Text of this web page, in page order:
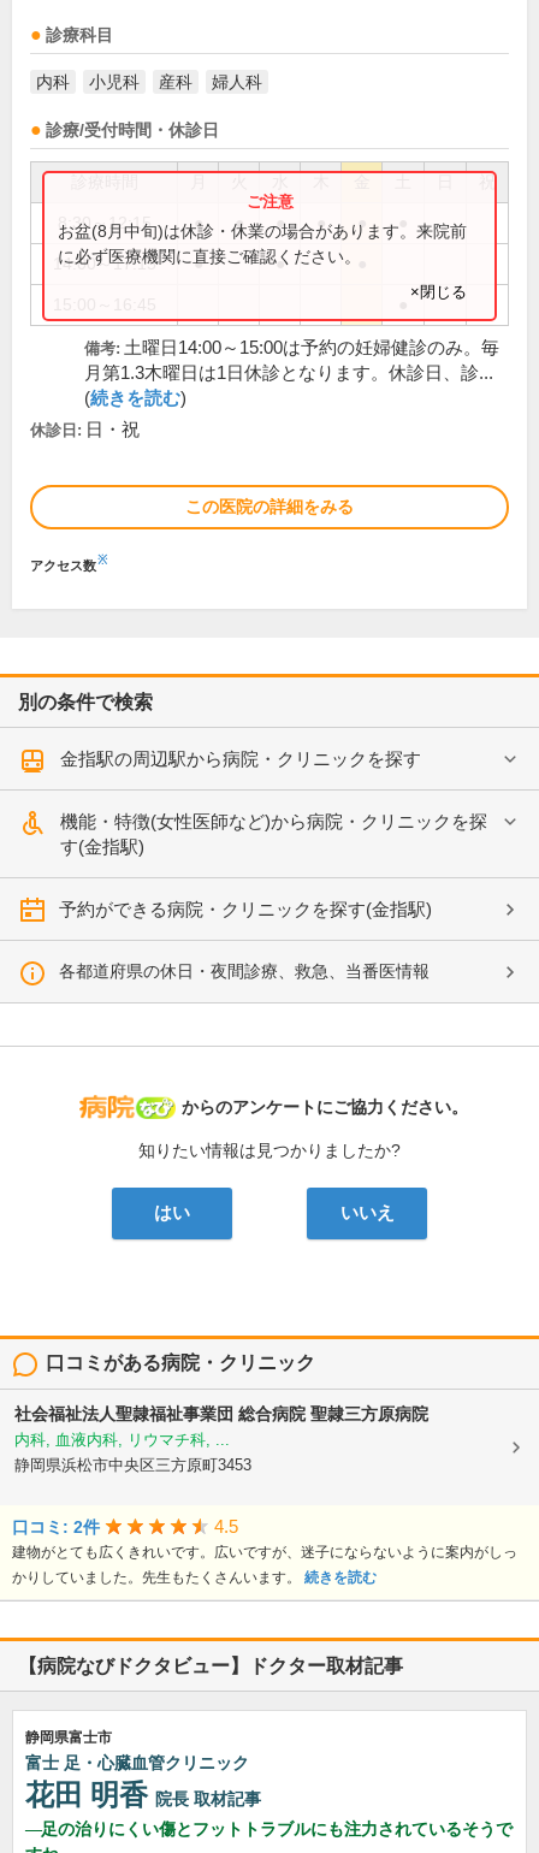
診療科目
内科 小児科 産科 婦人科
診療/受付時間・休診日
祝
8:30～12:15 ● ● ● ● ●
14:00～17:15 ● ●
お盆(8月中旬)は休診・休業の場合があります。来院前
に必ず医療機関に直接ご確認ください。
×閉じる
備考: 土曜日14:00～15:00は予約の妊婦健診のみ。毎
月第1.3木曜日は1日休診となります。休診日、診...
(続きを読む)
休診日: 日・祝
この医院の詳細をみる
アクセス数※
別の条件で検索
金指駅の周辺駅から病院・クリニックを探す
機能・特徴(女性医師など)から病院・クリニックを探
す(金指駅)
予約ができる病院・クリニックを探す(金指駅)
各都道府県の休日・夜間診療、救急、当番医情報
病院なび
からのアンケートにご協力ください。
知りたい情報は見つかりましたか?
はい いいえ
口コミがある病院・クリニック
社会福祉法人聖隷福祉事業団 総合病院 聖隷三方原病院
内科, 血液内科, リウマチ科, ...
静岡県浜松市中央区三方原町3453
口コミ: 2件 4.5
建物がとても広くきれいです。広いですが、迷子にならないように案内がしっ
かりしていました。先生もたくさんいます。 続きを読む
【病院なびドクタビュー】ドクター取材記事
静岡県富士市
富士 足・心臓血管クリニック
花田 明香 院長 取材記事
足の治りにくい傷とフットトラブルにも注力されているそうで